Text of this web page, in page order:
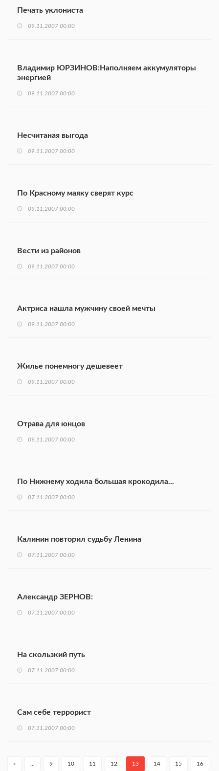
Печать уклониста
09.11.2007 00:00
Владимир ЮРЗИНОВ:Наполняем аккумуляторы
энергией
09.11.2007 00:00
Несчитаная выгода
09.11.2007 00:00
По Красному маяку сверят курс
09.11.2007 00:00
Вести из районов
09.11.2007 00:00
Актриса нашла мужчину своей мечты
09.11.2007 00:00
Жилье понемногу дешевеет
09.11.2007 00:00
Отрава для юнцов
09.11.2007 00:00
По Нижнему ходила большая крокодила...
07.11.2007 00:00
Калинин повторил судьбу Ленина
07.11.2007 00:00
Александр ЗЕРНОВ:
07.11.2007 00:00
На скользкий путь
07.11.2007 00:00
Сам себе террорист
07.11.2007 00:00
« 9 10 11 12 13 14 15 16